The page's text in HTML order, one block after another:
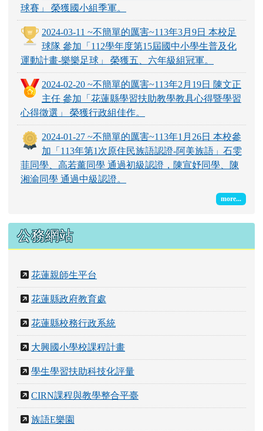
球賽」 榮獲國小組季軍。
2024-03-11 ~不簡單的厲害~113年3月9日 本校足
球隊 參加「112學年度第15屆國中小學生普及化
運動計畫-樂樂足球」 榮獲五、六年級組冠軍。
2024-02-20 ~不簡單的厲害~113年2月19日 陳文正
主任 參加「花蓮縣學習扶助教學教具心得暨學習
心得徵選」 榮獲行政組佳作。
2024-01-27 ~不簡單的厲害~113年1月26日 本校參
加「113年第1次原住民族語認證-阿美族語」石雯
菲同學、高若薰同學 通過初級認證，陳宣妤同學、陳
湘渝同學 通過中級認證。
more...
公務網站
花蓮親師生平台
花蓮縣政府教育處
花蓮縣校務行政系統
大興國小學校課程計畫
學生學習扶助科技化評量
CIRN課程與教學整合平臺
族語E樂園